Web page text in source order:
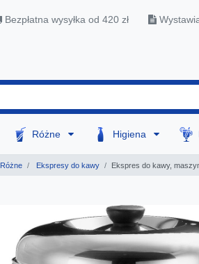
Bezpłatna wysyłka od 420 zł
Różne Higiena
Różne Ekspresy do kawy Ekspres do kawy,